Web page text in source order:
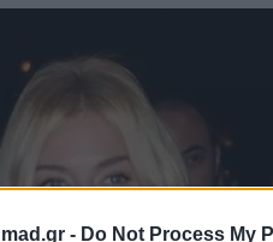
mad.gr - Do Not Process My